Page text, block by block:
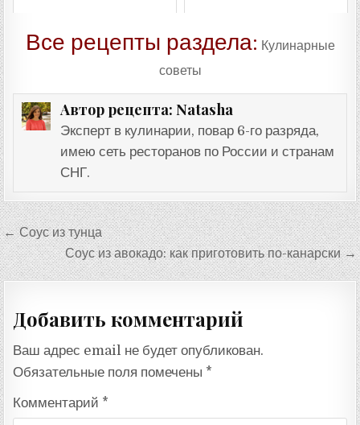
Все рецепты раздела: Кулинарные
советы
Автор рецепта: Natasha
Эксперт в кулинарии, повар 6-го разряда,
имею сеть ресторанов по России и странам
СНГ.
Навигация
по
записям
← Соус из тунца
Соус из авокадо: как приготовить по-канарски →
Добавить комментарий
Ваш адрес email не будет опубликован.
Обязательные поля помечены *
Комментарий *